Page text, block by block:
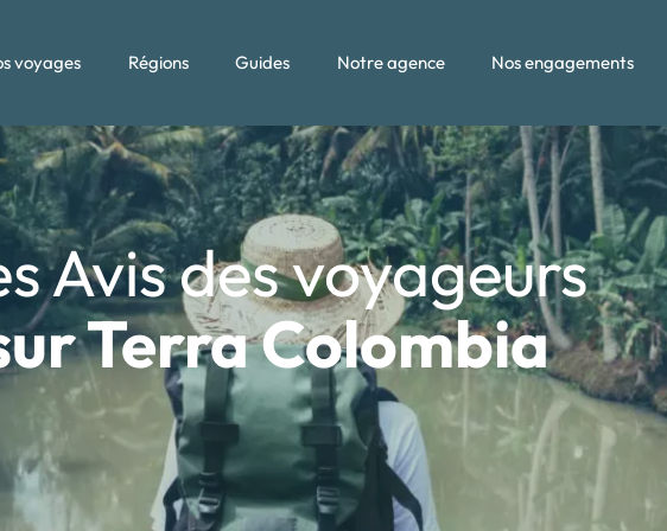
voyages Régions Guides Notre agence Nos engagements
Avis des voyageurs
Terra Colombia